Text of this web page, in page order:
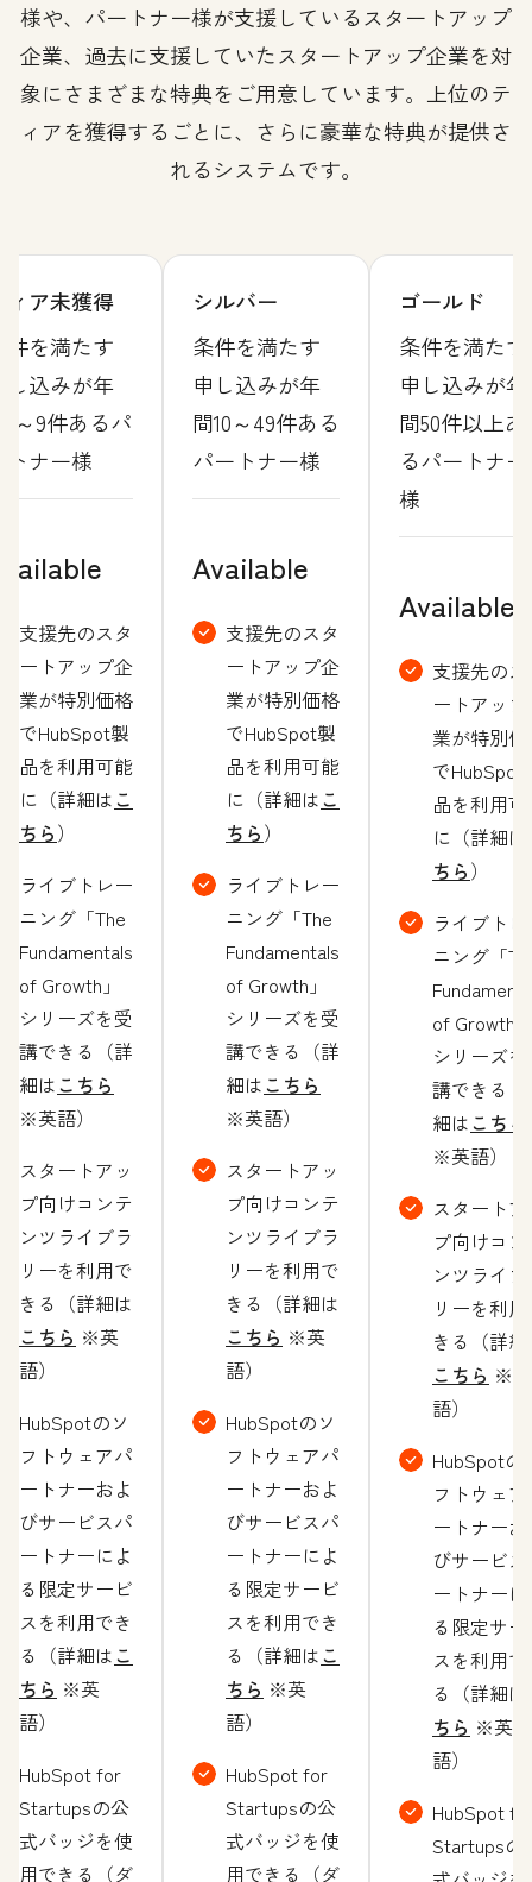
様や、パートナー様が支援しているスタートアップ
企業、過去に支援していたスタートアップ企業を対
象にさまざまな特典をご用意しています。上位のテ
ィアを獲得するごとに、さらに豪華な特典が提供さ
れるシステムです。
ィア未獲得
件を満たす
し込みが年
1～9件あるパ
トナー様
支援先のスタ
ートアップ企
業が特別価格
でHubSpot製
品を利用可能
に（詳細は こ
ちら）
ライブトレー
ニング「The
Fundamentals
of Growth」
シリーズを受
講できる（詳
細は こちら
※英語）
スタートアッ
プ向けコンテ
ンツライブラ
リーを利用で
きる（詳細は
こちら ※英
語）
HubSpotのソ
フトウェアパ
ートナーおよ
びサービスパ
ートナーによ
る限定サービ
スを利用でき
る（詳細は こ
ちら ※英
語）
HubSpot for
Startupsの公
式バッジを使
用できる（ダ
シルバー
条件を満たす
申し込みが年
間10～49件ある
パートナー様
Available
支援先のスタ
ートアップ企
業が特別価格
でHubSpot製
品を利用可能
に（詳細は こ
ちら）
ライブトレー
ニング「The
Fundamentals
of Growth」
シリーズを受
講できる（詳
細は こちら
※英語）
スタートアッ
プ向けコンテ
ンツライブラ
リーを利用で
きる（詳細は
こちら ※英
語）
HubSpotのソ
フトウェアパ
ートナーおよ
びサービスパ
ートナーによ
る限定サービ
スを利用でき
る（詳細は こ
ちら ※英
語）
HubSpot for
Startupsの公
式バッジを使
用できる（ダ
ゴールド
条件を満たす
申し込みが年
間50件以上あ
るパートナー
様
Available
支援先の
ートアッ
業が特別
でHubSpot
品を利用
に（詳細は
ちら）
ライブト
ニング「
of Growth
シリーズ
講できる
細は こちら
※英語）
スタート
プ向けコ
ンツライ
リーを利
きる（詳
こちら ※英
語）
HubSpotの
フトウェ
ートナー
びサービ
ートナー
る限定サ
スを利用
る（詳細は
ちら ※英
語）
HubSpot
Startupsの